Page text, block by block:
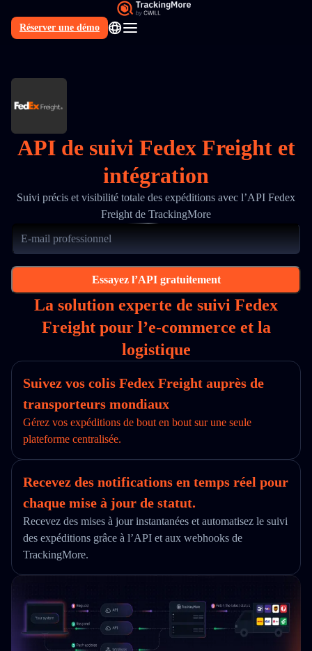
Réserver une démo
FR
API de suivi Fedex Freight et
intégration
Suivi précis et visibilité totale des expéditions avec l’API Fedex
Freight de TrackingMore
Essayez l’API gratuitement
La solution experte de suivi Fedex
Freight pour l’e‑commerce et la
logistique
Suivez vos colis Fedex Freight auprès de
transporteurs mondiaux
Gérez vos expéditions de bout en bout sur une seule
plateforme centralisée.
Recevez des notifications en temps réel pour
chaque mise à jour de statut.
Recevez des mises à jour instantanées et automatisez le suivi
des expéditions grâce à l’API et aux webhooks de
TrackingMore.